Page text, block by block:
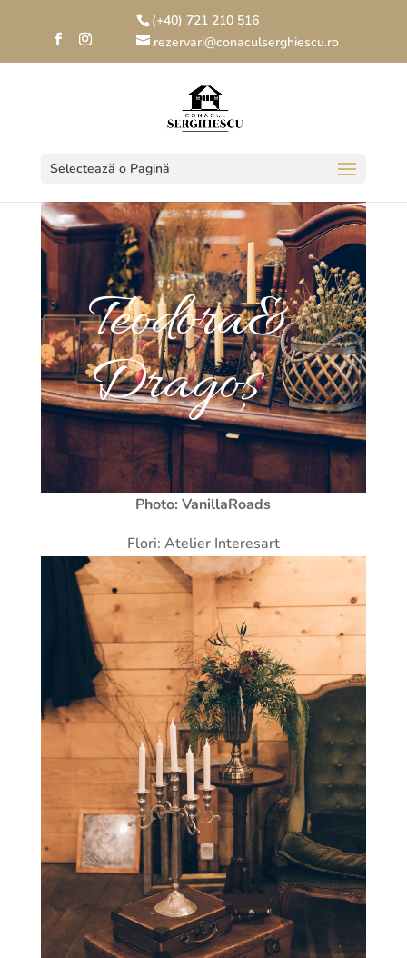
(+40) 721 210 516
rezervari@conaculserghiescu.ro
Selectează o Pagină
Teodora&
Dragoș
Photo: VanillaRoads
Flori: Atelier Interesart